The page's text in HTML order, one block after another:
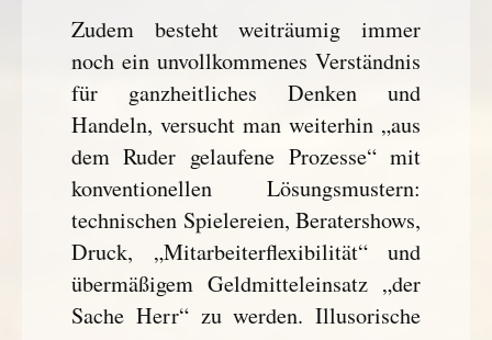
Zudem besteht weiträumig immer
noch ein unvollkommenes Verständnis
für ganzheitliches Denken und
Handeln, versucht man weiterhin „aus
dem Ruder gelaufene Prozesse“ mit
konventionellen Lösungsmustern:
technischen Spielereien, Beratershows,
Druck, „Mitarbeiterflexibilität“ und
übermäßigem Geldmitteleinsatz „der
Sache Herr“ zu werden. Illusorische